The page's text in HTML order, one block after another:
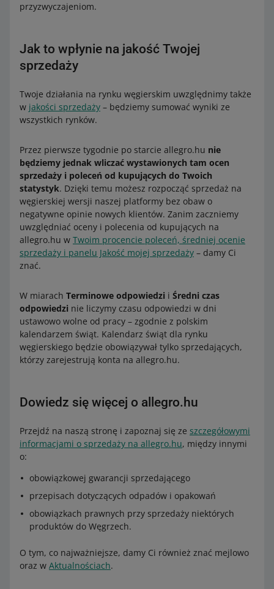
przyzwyczajeniom.
Jak to wpłynie na jakość Twojej
sprzedaży
Twoje działania na rynku węgierskim uwzględnimy także
w jakości sprzedaży – będziemy sumować wyniki ze
wszystkich rynków.
Przez pierwsze tygodnie po starcie allegro.hu nie
będziemy jednak wliczać wystawionych tam ocen
sprzedaży i poleceń od kupujących do Twoich
statystyk. Dzięki temu możesz rozpocząć sprzedaż na
węgierskiej wersji naszej platformy bez obaw o
negatywne opinie nowych klientów. Zanim zaczniemy
uwzględniać oceny i polecenia od kupujących na
allegro.hu w Twoim procencie poleceń, średniej ocenie
sprzedaży i panelu Jakość mojej sprzedaży – damy Ci
znać.
W miarach Terminowe odpowiedzi i Średni czas
odpowiedzi nie liczymy czasu odpowiedzi w dni
ustawowo wolne od pracy – zgodnie z polskim
kalendarzem świąt. Kalendarz świąt dla rynku
węgierskiego będzie obowiązywał tylko sprzedających,
którzy zarejestrują konta na allegro.hu.
Dowiedz się więcej o allegro.hu
Przejdź na naszą stronę i zapoznaj się ze szczegółowymi
informacjami o sprzedaży na allegro.hu, między innymi
o:
obowiązkowej gwarancji sprzedającego
przepisach dotyczących odpadów i opakowań
obowiązkach prawnych przy sprzedaży niektórych
produktów do Węgrzech.
O tym, co najważniejsze, damy Ci również znać mejlowo
oraz w Aktualnościach.